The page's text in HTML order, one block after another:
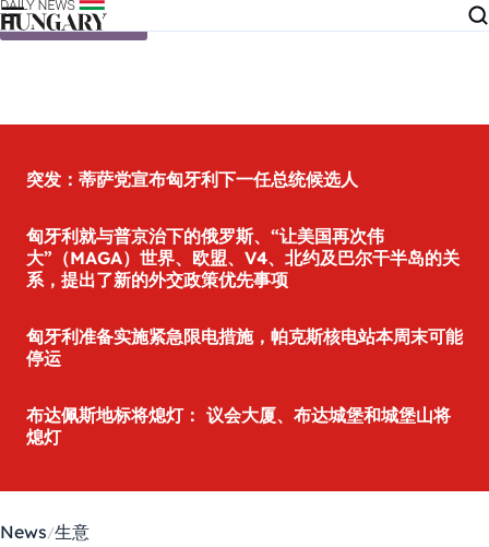
Skip to content
突发：蒂萨党宣布匈牙利下一任总统候选人
匈牙利就与普京治下的俄罗斯、“让美国再次伟
大”（MAGA）世界、欧盟、V4、北约及巴尔干半岛的关
系，提出了新的外交政策优先事项
匈牙利准备实施紧急限电措施，帕克斯核电站本周末可能
停运
布达佩斯地标将熄灯： 议会大厦、布达城堡和城堡山将
熄灯
News 生意